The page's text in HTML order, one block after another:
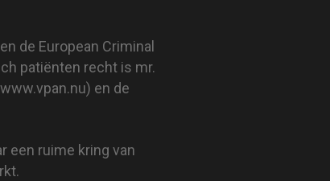
de European Criminal
patiënten recht is mr.
) en de
een ruime kring van